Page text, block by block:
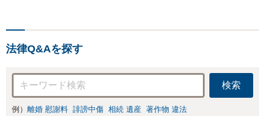
お店の風評被害対
応可：開示請求の
意見照会が来たと
きの対処法、被害
者との示談交渉
法律Q&Aを探す
検索
例） 離婚 慰謝料 誹謗中傷 相続 遺産 著作物 違法